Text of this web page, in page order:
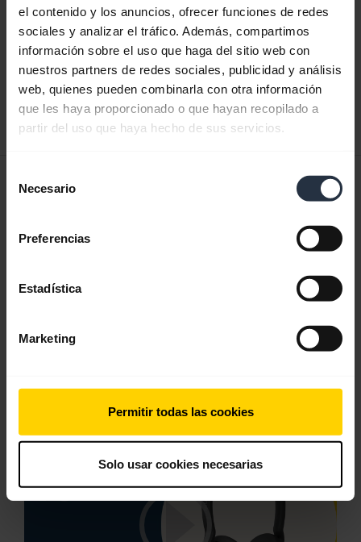
el contenido y los anuncios, ofrecer funciones de redes
sociales y analizar el tráfico. Además, compartimos
información sobre el uso que haga del sitio web con
nuestros partners de redes sociales, publicidad y análisis
web, quienes pueden combinarla con otra información
que les haya proporcionado o que hayan recopilado a
partir del uso que haya hecho de sus servicios.
Necesario
Preferencias
Estadística
Marketing
Permitir todas las cookies
Solo usar cookies necesarias
Guía de inicio rápido
Inglés
Descargar
0.29 MB - pdf
Vídeos